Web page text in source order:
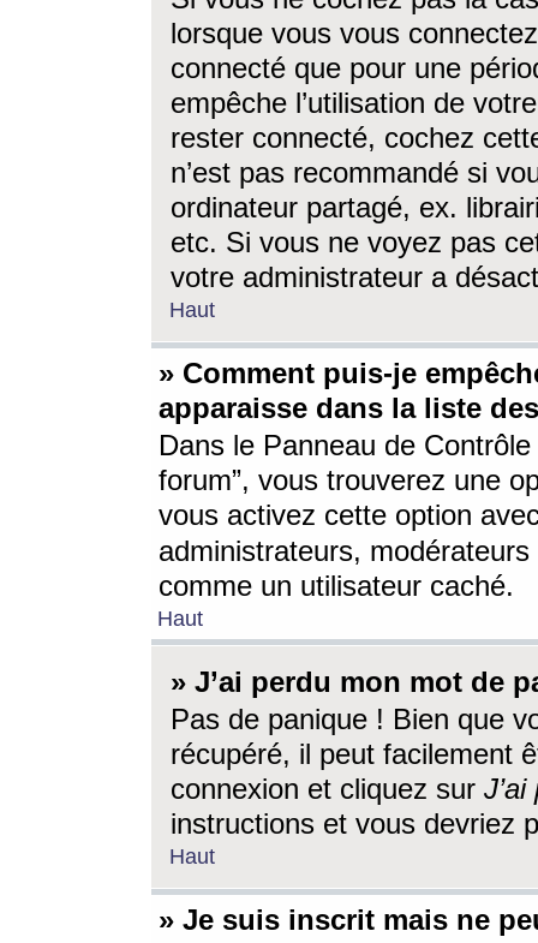
lorsque vous vous
connecté que pour une
empêche l’utilisation de
rester connecté, cochez
n’est pas recommandé si
ordinateur partagé, ex.
etc. Si vous ne voyez pas
votre administrateur a
Haut
» Comment puis-je
apparaisse dans la liste
Dans le Panneau de
forum”, vous trouverez une
vous activez cette option
administrateurs,
comme un utilisateur caché.
Haut
» J’ai perdu mon mot de
Pas de panique ! Bien que
récupéré, il peut facilement
connexion et cliquez sur
instructions et vous devriez
Haut
» Je suis inscrit mais ne